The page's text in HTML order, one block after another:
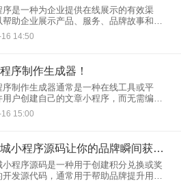
序是一种为企业提供在线展示的有效渠
助企业展示产品、服务、品牌故事和公
以下是一些可以包括在展示小程序中的关
势：
14:50
序制作生成器！
序制作生成器通常是一种在线工具或平
用户创建自己的文章小程序，而无需编写
生成器通常提供以下功能：
15:00
积分商城小程序源码让你的品牌瞬间获得爆发式增长！
小程序源码是一种用于创建积分兑换或奖
开发源代码，通常用于帮助品牌提升用户